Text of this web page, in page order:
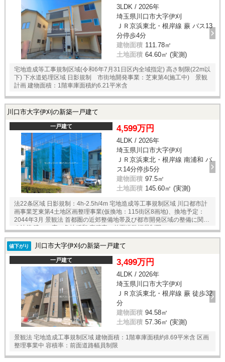
3LDK / 2026年
埼玉県川口市大字伊刈
ＪＲ京浜東北・根岸線 蕨 バス13
分停歩4分
建物面積 111.78㎡
土地面積 64.60㎡ (実測)
宅地造成等工事規制区域(令和6年7月31日区内全域指定) 高さ制限(22m以
下) 下水道処理区域 日影規制 市街地開発事業：芝東第4(施工中) 景観
計画 建物面積：1階車庫面積約6.21平米含
川口市大字伊刈の新築一戸建て
一戸建て 4,599万円
4LDK / 2026年
埼玉県川口市大字伊刈
ＪＲ京浜東北・根岸線 南浦和 バ
ス14分停歩5分
建物面積 97.5㎡
土地面積 145.60㎡ (実測)
法22条区域 日影規制：4h-2.5h/4m 宅地造成等工事規制区域 川口都市計
画事業芝東第4土地区画整理事業(仮換地：115街区8画地)、換地予定：
2044年3月 景観法 首都圏の近郊整備地帯及び都市開発区域の整備に関す
る法律 建ぺい率：角地緩和 容積率：前面道路幅員制限
値下がり 川口市大字伊刈の新築一戸建て
一戸建て 3,499万円
4LDK / 2026年
埼玉県川口市大字伊刈
ＪＲ京浜東北・根岸線 蕨 徒歩32
分
建物面積 94.58㎡
土地面積 57.36㎡ (実測)
景観法 宅地造成工事規制区域 建物面積：1階車庫面積約8.69平米含 区画
整理事業中 容積率：前面道路幅員制限